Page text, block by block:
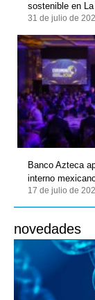
sostenible en
31 de julio de
Banco Azteca
interno
17 de julio de
novedades